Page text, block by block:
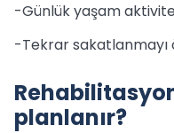
-Günlük yaşam
-Tekrar sakatlanmayı
planlanır?